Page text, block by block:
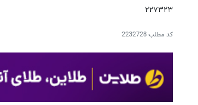
۲۲۷۳۲۳
کد مطلب2232728